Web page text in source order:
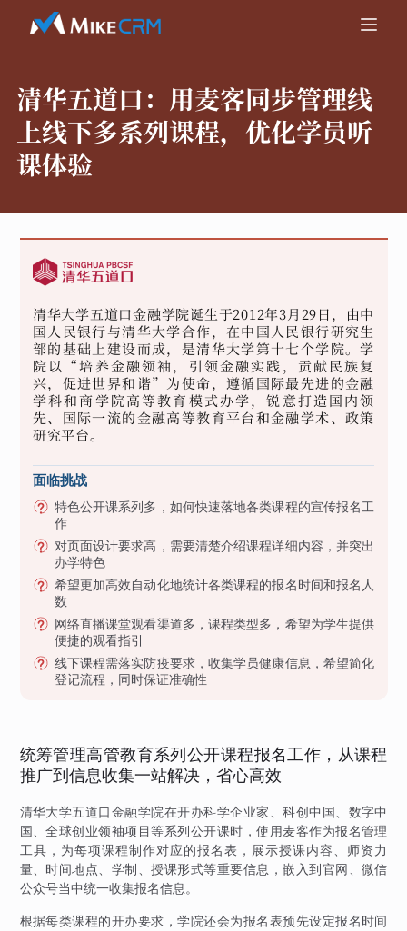
清华五道口： 用麦客同步管理线
上线下多系列课程，优化学员听
课体验
清华大学五道口金融学院诞生于2012年3月29日，由中
国人民银行与清华大学合作，在中国人民银行研究生
部的基础上建设而成，是清华大学第十七个学院。学
院以“培养金融领袖，引领金融实践，贡献民族复
兴，促进世界和谐”为使命，遵循国际最先进的金融
学科和商学院高等教育模式办学，锐意打造国内领
先、国际一流的金融高等教育平台和金融学术、政策
研究平台。
面临挑战
特色公开课系列多，如何快速落地各类课程的宣传报名工
作
对页面设计要求高，需要清楚介绍课程详细内容，并突出
办学特色
希望更加高效自动化地统计各类课程的报名时间和报名人
数
网络直播课堂观看渠道多，课程类型多，希望为学生提供
便捷的观看指引
线下课程需落实防疫要求，收集学员健康信息，希望简化
登记流程，同时保证准确性
统筹管理高管教育系列公开课程报名工作，从课程
推广到信息收集一站解决，省心高效
清华大学五道口金融学院在开办科学企业家、科创中国、数字中
国、全球创业领袖项目等系列公开课时，使用麦客作为报名管理
工具，为每项课程制作对应的报名表，展示授课内容、师资力
量、时间地点、学制、授课形式等重要信息，嵌入到官网、微信
公众号当中统一收集报名信息。
根据每类课程的开办要求，学院还会为报名表预先设定报名时间